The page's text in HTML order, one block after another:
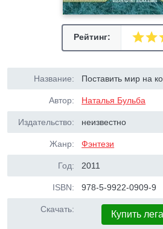
Рейтинг:
Название: Поставить мир на
Автор: Наталья Бульба
Издательство: неизвестно
Жанр: Фэнтези
Год: 2011
ISBN: 978-5-9922-0909-9
Скачать: Купить